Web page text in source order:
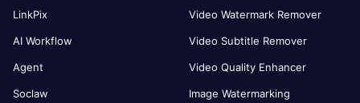
LinkPix
AI Workflow
Agent
Soclaw
Video Watermark Remover
Video Subtitle Remover
Video Quality Enhancer
Image Watermarking